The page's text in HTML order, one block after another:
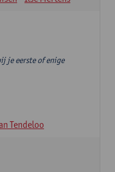
je eerste of enige
Tendeloo